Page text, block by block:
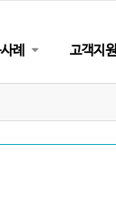
례 고객지원